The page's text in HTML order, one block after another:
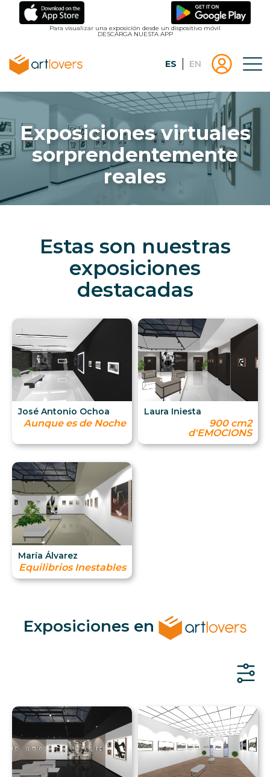
Pasar
principal
Para visualizar una exposición desde un dispositivo móvil
DESCARGA NUESTA APP
Menu
artlovers
EspañolEnglish
Menu
|
Registro
Exposiciones virtuales
sorprendentemente
reales
Estas son nuestras
exposiciones
destacadas
José Antonio Ochoa
Aunque es de Noche
Laura Iniesta
900 cm2
d'EMOCIONS
María Álvarez
Equilibrios Inestables
Exposiciones en